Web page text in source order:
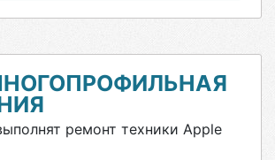
ремонт техники Apple